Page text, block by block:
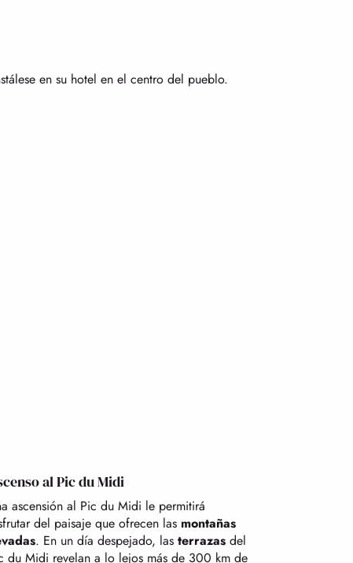
en su hotel en el centro del pueblo.
al Pic du Midi
ascensión al Pic du Midi le permitirá
del paisaje que ofrecen las montañas
. En un día despejado, lasterrazas del
du Midi revelan a lo lejos más de 300 km de